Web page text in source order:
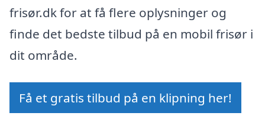
frisør.dk for at få flere oplysninger og
finde det bedste tilbud på en mobil frisør i
dit område.
Få et gratis tilbud på en klipning her!